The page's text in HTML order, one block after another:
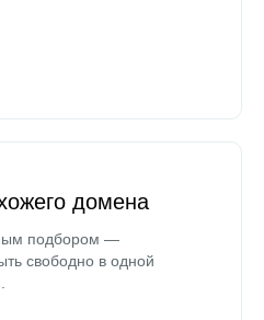
домена
подбором —
свободно в одной